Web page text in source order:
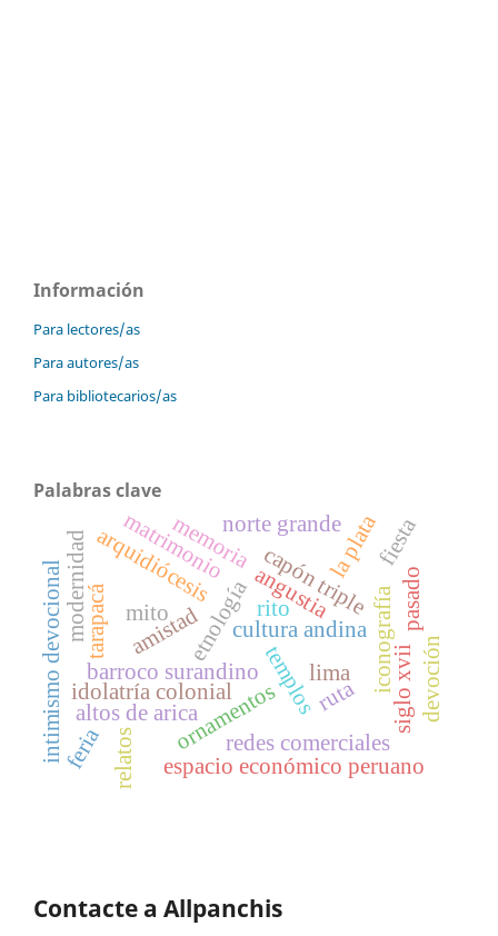
Información
Para lectores/as
Para autores/as
Para bibliotecarios/as
Palabras clave
etnología
amistad
mito
cultura andina
angustia
ruta
templos iconografía
ornamentos
barroco surandino
idolatría colonial
capón triple
arquidiócesis
lima
la plata
siglo xvii
espacio económico peruano
redes comerciales
tarapacá
intimismo devocional
matrimonio
altos de arica devoción
norte grande
relatos
modernidad pasado
fiesta
feria
rito
memoria
Contacte a Allpanchis